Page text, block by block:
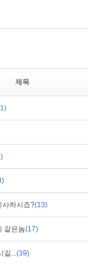
제목
사하시죠?(13)
같은놈(17)
길...(39)